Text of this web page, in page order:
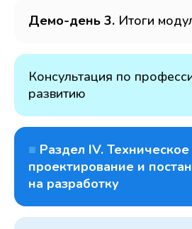
Демо-день 3. Итоги
Консультация по
развитию
■ Раздел IV. Техническое
проектирование и
на разработку